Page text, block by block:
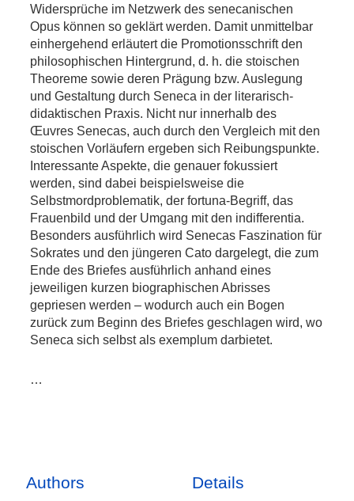
Widersprüche im Netzwerk des senecanischen
Opus können so geklärt werden. Damit unmittelbar
einhergehend erläutert die Promotionsschrift den
philosophischen Hintergrund, d. h. die stoischen
Theoreme sowie deren Prägung bzw. Auslegung
und Gestaltung durch Seneca in der literarisch-
didaktischen Praxis. Nicht nur innerhalb des
Œuvres Senecas, auch durch den Vergleich mit den
stoischen Vorläufern ergeben sich Reibungspunkte.
Interessante Aspekte, die genauer fokussiert
werden, sind dabei beispielsweise die
Selbstmordproblematik, der fortuna-Begriff, das
Frauenbild und der Umgang mit den indifferentia.
Besonders ausführlich wird Senecas Faszination für
Sokrates und den jüngeren Cato dargelegt, die zum
Ende des Briefes ausführlich anhand eines
jeweiligen kurzen biographischen Abrisses
gepriesen werden – wodurch auch ein Bogen
zurück zum Beginn des Briefes geschlagen wird, wo
Seneca sich selbst als exemplum darbietet.
…
Authors Details